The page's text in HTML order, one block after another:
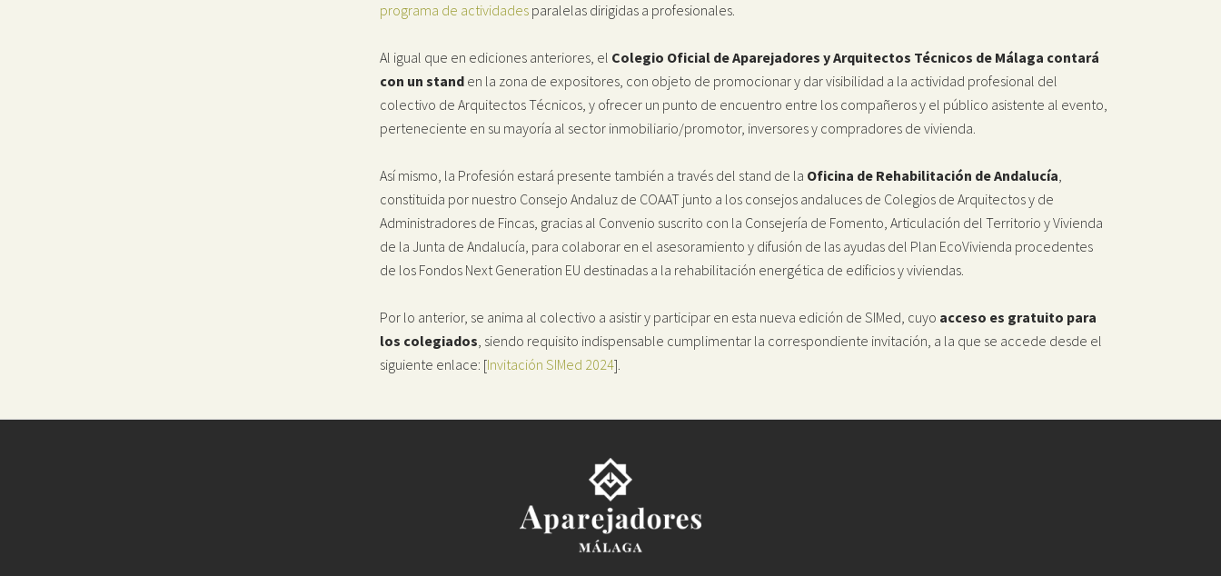
programa de actividades paralelas dirigidas a profesionales.
Al igual que en ediciones anteriores, el Colegio Oficial de Aparejadores y Arquitectos Técnicos de Málaga contará
con un stand en la zona de expositores, con objeto de promocionar y dar visibilidad a la actividad profesional del
colectivo de Arquitectos Técnicos, y ofrecer un punto de encuentro entre los compañeros y el público asistente al evento,
perteneciente en su mayoría al sector inmobiliario/promotor, inversores y compradores de vivienda.
Así mismo, la Profesión estará presente también a través del stand de la Oficina de Rehabilitación de Andalucía,
constituida por nuestro Consejo Andaluz de COAAT junto a los consejos andaluces de Colegios de Arquitectos y de
Administradores de Fincas, gracias al Convenio suscrito con la Consejería de Fomento, Articulación del Territorio y Vivienda
de la Junta de Andalucía, para colaborar en el asesoramiento y difusión de las ayudas del Plan EcoVivienda procedentes
de los Fondos Next Generation EU destinadas a la rehabilitación energética de edificios y viviendas.
Por lo anterior, se anima al colectivo a asistir y participar en esta nueva edición de SIMed, cuyo acceso es gratuito para
los colegiados, siendo requisito indispensable cumplimentar la correspondiente invitación, a la que se accede desde el
siguiente enlace: [Invitación SIMed 2024].